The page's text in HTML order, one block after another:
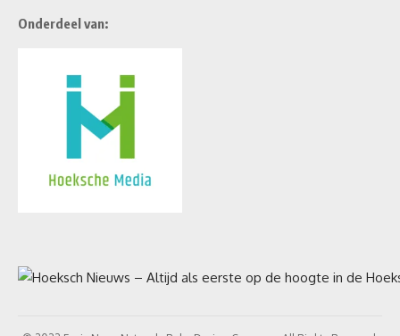
Onderdeel van: